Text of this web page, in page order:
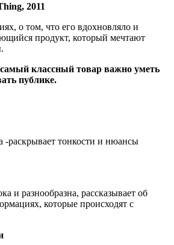
2011
о том, что его вдохновляло и
продукт, который мечтают
классный товар важно уметь
публике.
-раскрывает тонкости и нюансы
и разнообразна, рассказывает об
которые происходят с